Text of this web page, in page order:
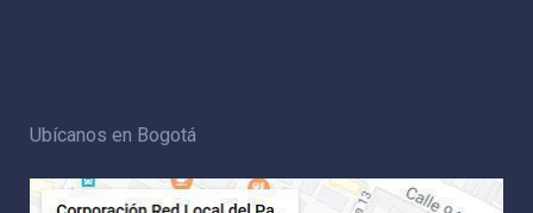
Ubícanos en Bogotá